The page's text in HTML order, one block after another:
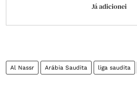
Já adicionei
Al Nassr Arábia Saudita liga saudita